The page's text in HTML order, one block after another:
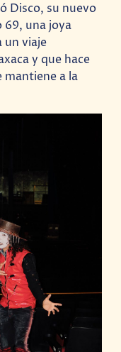
Disco, su nuevo
69, una joya
un viaje
y que hace
mantiene a la